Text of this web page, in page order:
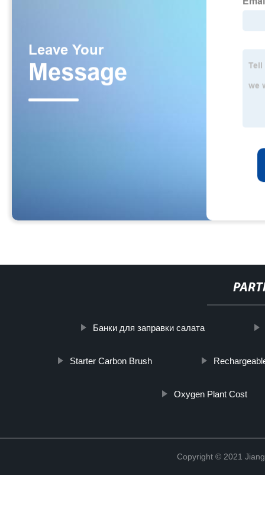
Банки для заправки салата
Starter Carbon Brush
Oxygen Plant Cost
Copyright © 2021